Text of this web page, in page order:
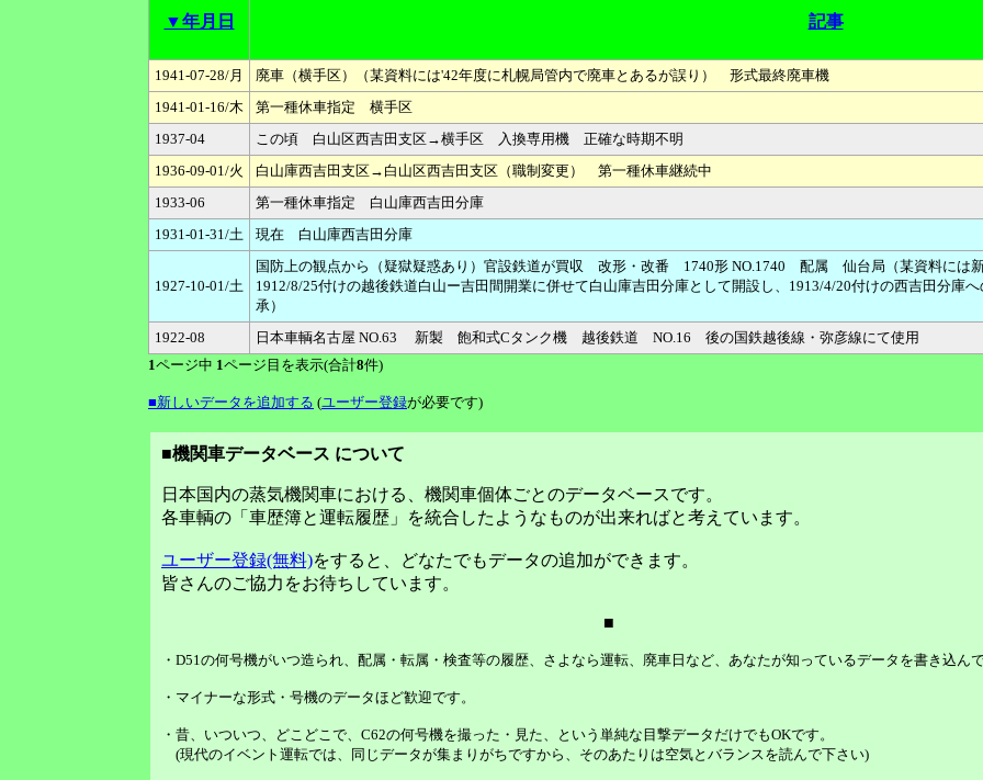
▼年月日 記事
1941-07-28/月
廃車（横手区）（某資料には'42年度に札幌局管内で廃車とあるが誤り） 形式最終廃車機
1941-01-16/木
第一種休車指定 横手区
1937-04
この頃 白山区西吉田支区→横手区 入換専用機 正確な時期不明
1936-09-01/火
白山庫西吉田支区→白山区西吉田支区（職制変更） 第一種休車継続中
1933-06
第一種休車指定 白山庫西吉田分庫
1931-01-31/土
現在 白山庫西吉田分庫
1927-10-01/土
国防上の観点から（疑獄疑惑あり）官設鉄道が買収 改形・改番 1740形 NO.1740 配属 仙台局（某資料に
1912/8/25付けの越後鉄道白山ー吉田間開業に併せて白山庫吉田分庫として開設し、1913/4/20付けの西吉田分庫
承）
1922-08 日本車輌名古屋 NO.63 新製 飽和式Cタンク機 越後鉄道 NO.16 後の国鉄越後線・弥彦線にて使用
1ページ中 1ページ目を表示(合計8件)
■新しいデータを追加する (ユーザー登録が必要です)
■機関車データベース について
日本国内の蒸気機関車における、機関車個体ごとのデータベースです。
各車輌の「車歴簿と運転履歴」を統合したようなものが出来ればと考えています。
ユーザー登録(無料)をすると、どなたでもデータの追加ができます。
皆さんのご協力をお待ちしています。
■
・D51の何号機がいつ造られ、配属・転属・検査等の履歴、さよなら運転、廃車日など、あなたが知っているデータを書き込んで
・マイナーな形式・号機のデータほど歓迎です。
・昔、いついつ、どこどこで、C62の何号機を撮った・見た、という単純な目撃データだけでもOKです。
(現代のイベント運転では、同じデータが集まりがちですから、そのあたりは空気とバランスを読んで下さい)